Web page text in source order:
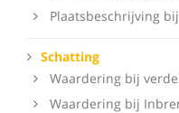
Plaatsbeschrijving
Schatting
Waardering bij
Waardering bij